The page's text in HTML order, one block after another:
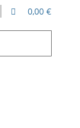
0,00 €